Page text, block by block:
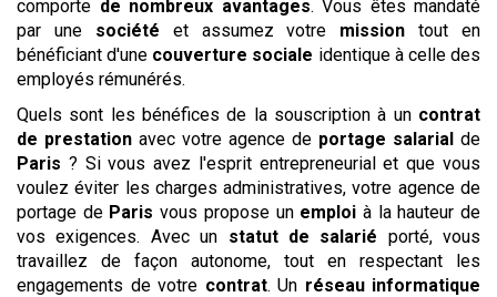
comporte de nombreux avantages. Vous êtes mandaté
par une société et assumez votre mission tout en
bénéficiant d'une couverture sociale identique à celle des
employés rémunérés.
Quels sont les bénéfices de la souscription à un contrat
de prestation avec votre agence de portage salarial de
Paris ? Si vous avez l'esprit entrepreneurial et que vous
voulez éviter les charges administratives, votre agence de
portage de Paris vous propose un emploi à la hauteur de
vos exigences. Avec un statut de salarié porté, vous
travaillez de façon autonome, tout en respectant les
engagements de votre contrat. Un réseau informatique